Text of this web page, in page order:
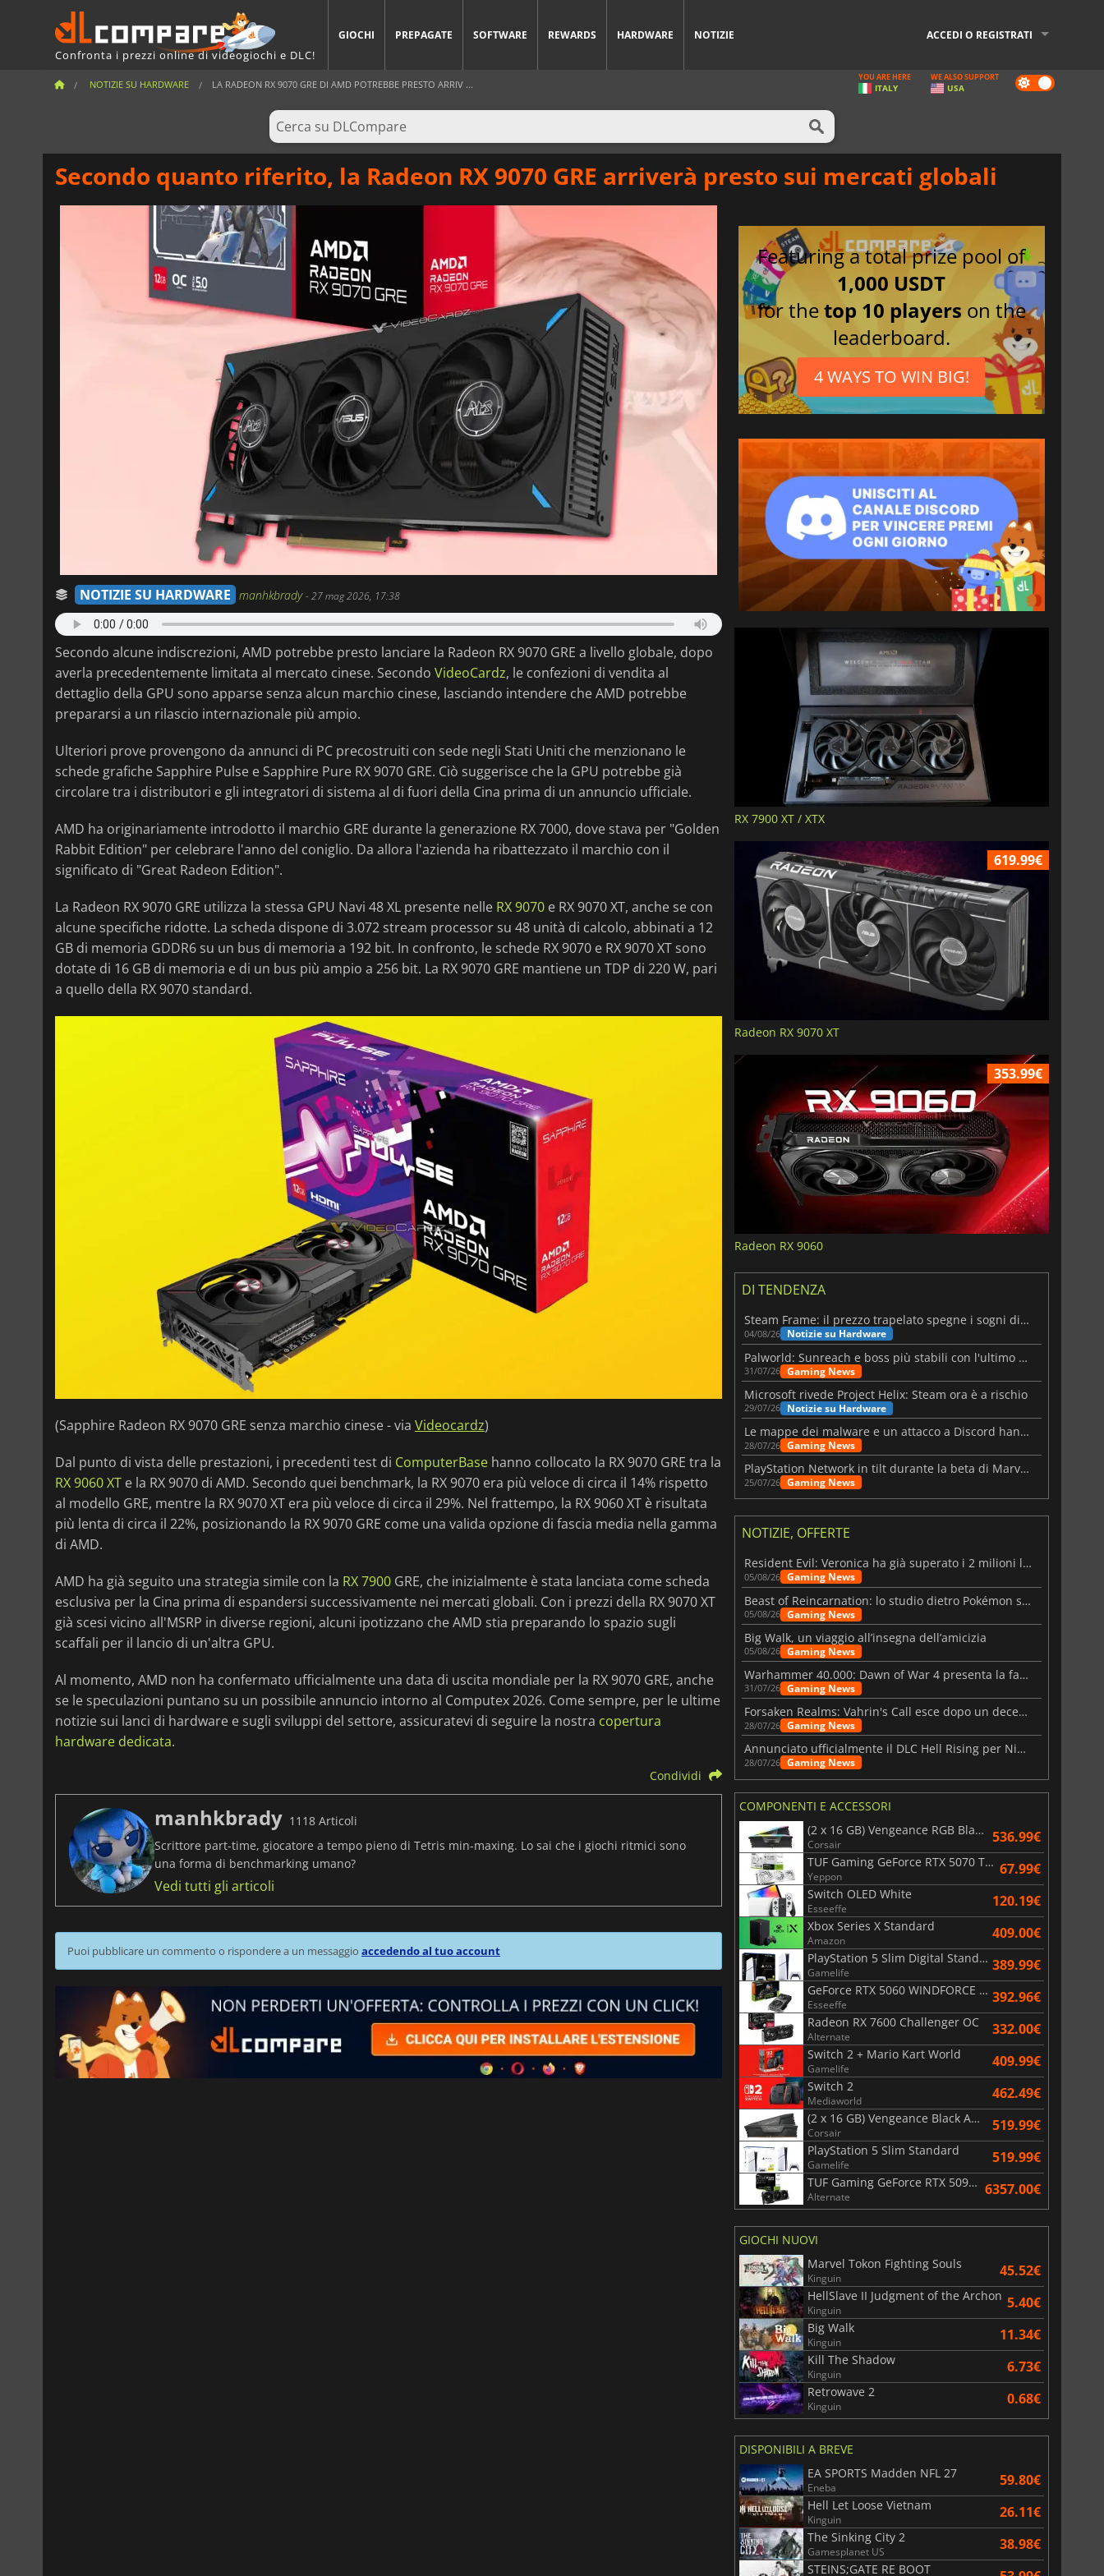
Confronta i prezzi online di videogiochi e DLC!
GIOCHI PREPAGATE SOFTWARE REWARDS HARDWARE NOTIZIE ACCEDI O REGISTRATI
NOTIZIE SU HARDWARE LA RADEON RX 9070 GRE DI AMD POTREBBE PRESTO ARRIV ... Dark
mode
YOU ARE HERE
ITALY
WE ALSO SUPPORT
USA
Secondo quanto riferito, la Radeon RX 9070 GRE arriverà presto sui mercati globali
NOTIZIE SU HARDWARE manhkbrady-27 mag 2026, 17:38
Secondo alcune indiscrezioni, AMD potrebbe presto lanciare la Radeon RX 9070 GRE a livello globale, dopo
averla precedentemente limitata al mercato cinese. Secondo VideoCardz, le confezioni di vendita al
dettaglio della GPU sono apparse senza alcun marchio cinese, lasciando intendere che AMD potrebbe
prepararsi a un rilascio internazionale più ampio.
Ulteriori prove provengono da annunci di PC precostruiti con sede negli Stati Uniti che menzionano le
schede grafiche Sapphire Pulse e Sapphire Pure RX 9070 GRE. Ciò suggerisce che la GPU potrebbe già
circolare tra i distributori e gli integratori di sistema al di fuori della Cina prima di un annuncio ufficiale.
AMD ha originariamente introdotto il marchio GRE durante la generazione RX 7000, dove stava per "Golden
Rabbit Edition" per celebrare l'anno del coniglio. Da allora l'azienda ha ribattezzato il marchio con il
significato di "Great Radeon Edition".
La Radeon RX 9070 GRE utilizza la stessa GPU Navi 48 XL presente nelle RX 9070 e RX 9070 XT, anche se con
alcune specifiche ridotte. La scheda dispone di 3.072 stream processor su 48 unità di calcolo, abbinati a 12
GB di memoria GDDR6 su un bus di memoria a 192 bit. In confronto, le schede RX 9070 e RX 9070 XT sono
dotate di 16 GB di memoria e di un bus più ampio a 256 bit. La RX 9070 GRE mantiene un TDP di 220 W, pari
a quello della RX 9070 standard.
(Sapphire Radeon RX 9070 GRE senza marchio cinese - via Videocardz)
Dal punto di vista delle prestazioni, i precedenti test di ComputerBase hanno collocato la RX 9070 GRE tra la
RX 9060 XT e la RX 9070 di AMD. Secondo quei benchmark, la RX 9070 era più veloce di circa il 14% rispetto
al modello GRE, mentre la RX 9070 XT era più veloce di circa il 29%. Nel frattempo, la RX 9060 XT è risultata
più lenta di circa il 22%, posizionando la RX 9070 GRE come una valida opzione di fascia media nella gamma
di AMD.
AMD ha già seguito una strategia simile con la RX 7900 GRE, che inizialmente è stata lanciata come scheda
esclusiva per la Cina prima di espandersi successivamente nei mercati globali. Con i prezzi della RX 9070 XT
già scesi vicino all'MSRP in diverse regioni, alcuni ipotizzano che AMD stia preparando lo spazio sugli
scaffali per il lancio di un'altra GPU.
Al momento, AMD non ha confermato ufficialmente una data di uscita mondiale per la RX 9070 GRE, anche
se le speculazioni puntano su un possibile annuncio intorno al Computex 2026. Come sempre, per le ultime
notizie sui lanci di hardware e sugli sviluppi del settore, assicuratevi di seguire la nostra copertura
hardware dedicata.
Condividi
manhkbrady 1118 Articoli
Scrittore part-time, giocatore a tempo pieno di Tetris min-maxing. Lo sai che i giochi ritmici sono
una forma di benchmarking umano?
Vedi tutti gli articoli
Puoi pubblicare un commento o rispondere a un messaggio accedendo al tuo account
Featuring a total prize pool of
1,000 USDT
for thetop 10 players on the
leaderboard.
4 WAYS TO WIN BIG!
RX 7900 XT / XTX
619.99€
Radeon RX 9070 XT
353.99€
Radeon RX 9060
DI TENDENZA
Steam Frame: il prezzo trapelato spegne i sogni di un VR economico
04/08/26 Notizie su Hardware
Palworld: Sunreach e boss più stabili con l'ultimo update
31/07/26 Gaming News
Microsoft rivede Project Helix: Steam ora è a rischio
29/07/26 Notizie su Hardware
Le mappe dei malware e un attacco a Discord hanno colpito Meccha Chameleon
28/07/26 Gaming News
PlayStation Network in tilt durante la beta di Marvel Tōkon
25/07/26 Gaming News
NOTIZIE, OFFERTE
Resident Evil: Veronica ha già superato i 2 milioni liste dei desideri
05/08/26 Gaming News
Beast of Reincarnation: lo studio dietro Pokémon su una nuova strada
05/08/26 Gaming News
Big Walk, un viaggio all’insegna dell’amicizia
05/08/26 Gaming News
Warhammer 40.000: Dawn of War 4 presenta la fazione dei Necron
31/07/26 Gaming News
Forsaken Realms: Vahrin's Call esce dopo un decennio di sviluppo
28/07/26 Gaming News
Annunciato ufficialmente il DLC Hell Rising per Nioh 3
28/07/26 Gaming News
COMPONENTI E ACCESSORI
(2 x 16 GB) Vengeance RGB Black AMD Expo 6000 MHz - CAS 30
Corsair 536.99€
TUF Gaming GeForce RTX 5070 Ti OC White Edition 16GB
Yeppon 67.99€
Switch OLED White
Esseeffe 120.19€
Xbox Series X Standard
Amazon 409.00€
PlayStation 5 Slim Digital Standard
Gamelife 389.99€
GeForce RTX 5060 WINDFORCE OC 8G
Esseeffe 392.96€
Radeon RX 7600 Challenger OC
Alternate 332.00€
Switch 2 + Mario Kart World
Gamelife 409.99€
Switch 2
Mediaworld 462.49€
(2 x 16 GB) Vengeance Black AMD Expo 6000 MHz - CAS 30
Corsair 519.99€
PlayStation 5 Slim Standard
Gamelife 519.99€
TUF Gaming GeForce RTX 5090 OC Edition 32GB
Alternate 6357.00€
GIOCHI NUOVI
Marvel Tokon Fighting Souls
Kinguin 45.52€
HellSlave II Judgment of the Archon
Kinguin 5.40€
Big Walk
Kinguin 11.34€
Kill The Shadow
Kinguin 6.73€
Retrowave 2
Kinguin 0.68€
DISPONIBILI A BREVE
EA SPORTS Madden NFL 27
Eneba 59.80€
Hell Let Loose Vietnam
Kinguin 26.11€
The Sinking City 2
Gamesplanet US 38.98€
STEINS;GATE RE BOOT